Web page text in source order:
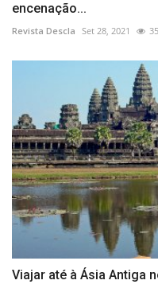
encenação...
Revista Descla Set 28, 2021
Viajar até à Ásia Antiga